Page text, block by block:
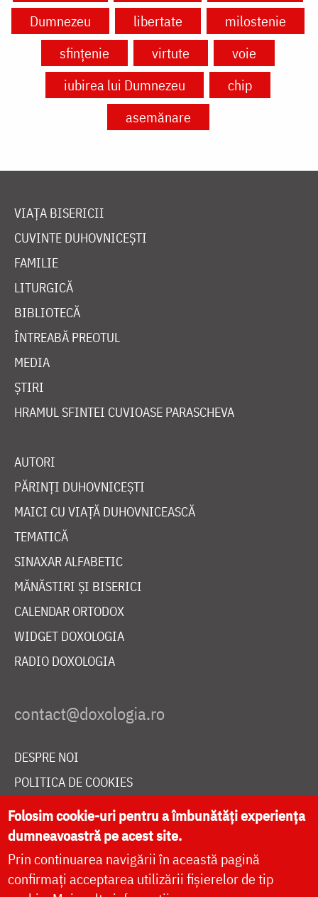
Dumnezeu
libertate
milostenie
sfințenie
virtute
voie
iubirea lui Dumnezeu
chip
asemănare
VIAȚA BISERICII
CUVINTE DUHOVNICEȘTI
FAMILIE
LITURGICĂ
BIBLIOTECĂ
ÎNTREABĂ PREOTUL
MEDIA
ȘTIRI
HRAMUL SFINTEI CUVIOASE PARASCHEVA
AUTORI
PĂRINȚI DUHOVNICEȘTI
MAICI CU VIAȚĂ DUHOVNICEASCĂ
TEMATICĂ
SINAXAR ALFABETIC
MĂNĂSTIRI ȘI BISERICI
CALENDAR ORTODOX
WIDGET DOXOLOGIA
RADIO DOXOLOGIA
DESPRE NOI
POLITICA DE COOKIES
DONEAZĂ ONLINE PENTRU CATEDRALA NAȚIONALĂ
LIVE
Folosim cookie-uri pentru a îmbunătăți experiența
dumneavoastră pe acest site.
Prin continuarea navigării în această pagină
confirmați acceptarea utilizării fișierelor de tip